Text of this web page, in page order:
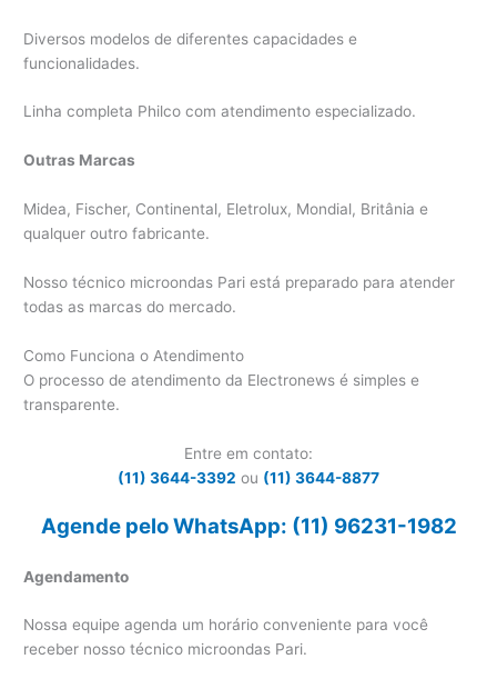
Diversos modelos de diferentes capacidades e
funcionalidades.
Linha completa Philco com atendimento especializado.
Outras Marcas
Midea, Fischer, Continental, Eletrolux, Mondial, Britânia e
qualquer outro fabricante.
Nosso técnico microondas Pari está preparado para atender
todas as marcas do mercado.
Como Funciona o Atendimento
O processo de atendimento da Electronews é simples e
transparente.
Entre em contato:
(11) 3644-3392 ou (11) 3644-8877
Agende pelo WhatsApp: (11) 96231-1982
Agendamento
Nossa equipe agenda um horário conveniente para você
receber nosso técnico microondas Pari.